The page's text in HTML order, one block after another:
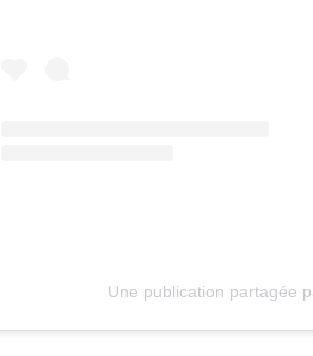
Une publication partagée